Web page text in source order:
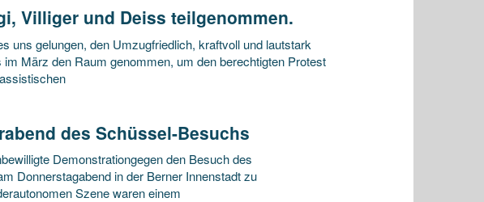
Villiger und Deiss teilgenommen.
uns gelungen, den Umzugfriedlich, kraftvoll und lautstark
März den Raum genommen, um den berechtigten Protest
des Schüssel-Besuchs
Demonstrationgegen den Besuch des
Donnerstagabend in der Berner Innenstadt zu
Szene waren einem